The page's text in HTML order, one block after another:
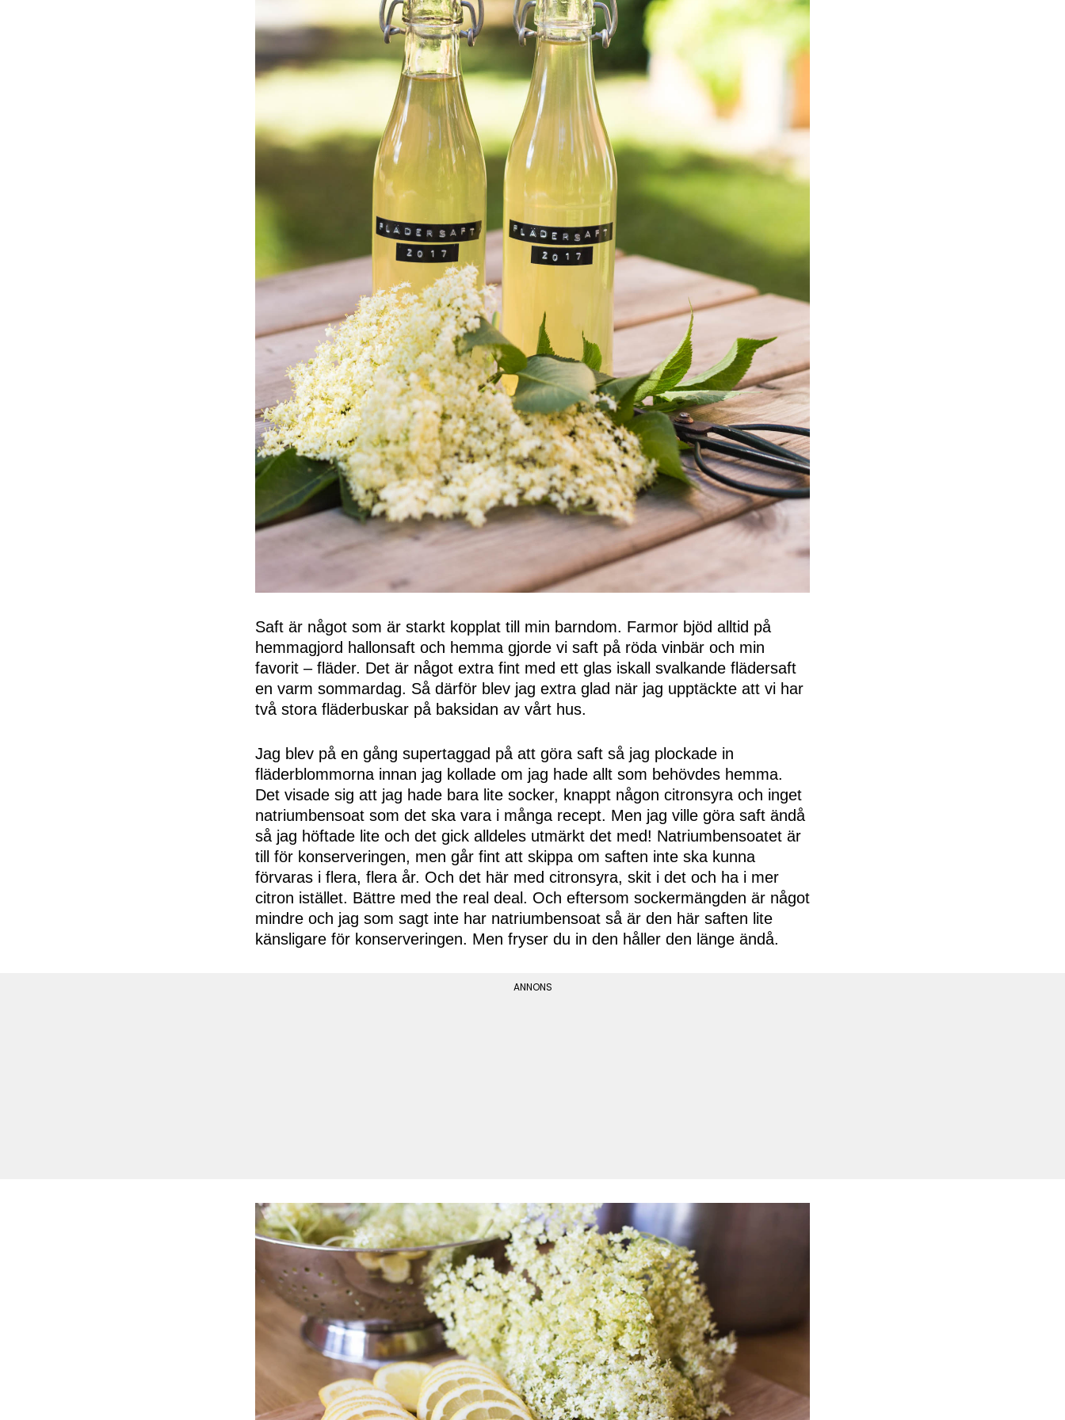
Saft är något som är starkt kopplat till min barndom. Farmor bjöd alltid på
hemmagjord hallonsaft och hemma gjorde vi saft på röda vinbär och min
favorit – fläder. Det är något extra fint med ett glas iskall svalkande flädersaft
en varm sommardag. Så därför blev jag extra glad när jag upptäckte att vi har
två stora fläderbuskar på baksidan av vårt hus.
Jag blev på en gång supertaggad på att göra saft så jag plockade in
fläderblommorna innan jag kollade om jag hade allt som behövdes hemma.
Det visade sig att jag hade bara lite socker, knappt någon citronsyra och inget
natriumbensoat som det ska vara i många recept. Men jag ville göra saft ändå
så jag höftade lite och det gick alldeles utmärkt det med! Natriumbensoatet är
till för konserveringen, men går fint att skippa om saften inte ska kunna
förvaras i flera, flera år. Och det här med citronsyra, skit i det och ha i mer
citron istället. Bättre med the real deal. Och eftersom sockermängden är något
mindre och jag som sagt inte har natriumbensoat så är den här saften lite
känsligare för konserveringen. Men fryser du in den håller den länge ändå.